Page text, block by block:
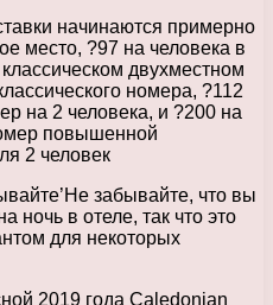
начинаются примерно
место, ?97 на человека в
двухместном
номера, ?112
на 2 человека, и ?200 на
повышенной
2 человек
забывайте, что вы
ночь в отеле, так что это
для некоторых
2019 года Caledonian